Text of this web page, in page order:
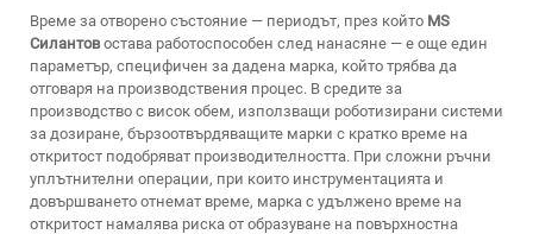
Време за отворено състояние — периодът, през който MS
Силантовостава работоспособен след нанасяне — е още един
параметър, специфичен за дадена марка, който трябва да
отговаря на производствения процес. В средите за
производство с висок обем, използващи роботизирани системи
за дозиране, бързоотвърдяващите марки с кратко време на
откритост подобряват производителността. При сложни ръчни
уплътнителни операции, при които инструментацията и
довършването отнемат време, марка с удължено време на
откритост намалява риска от образуване на повърхностна